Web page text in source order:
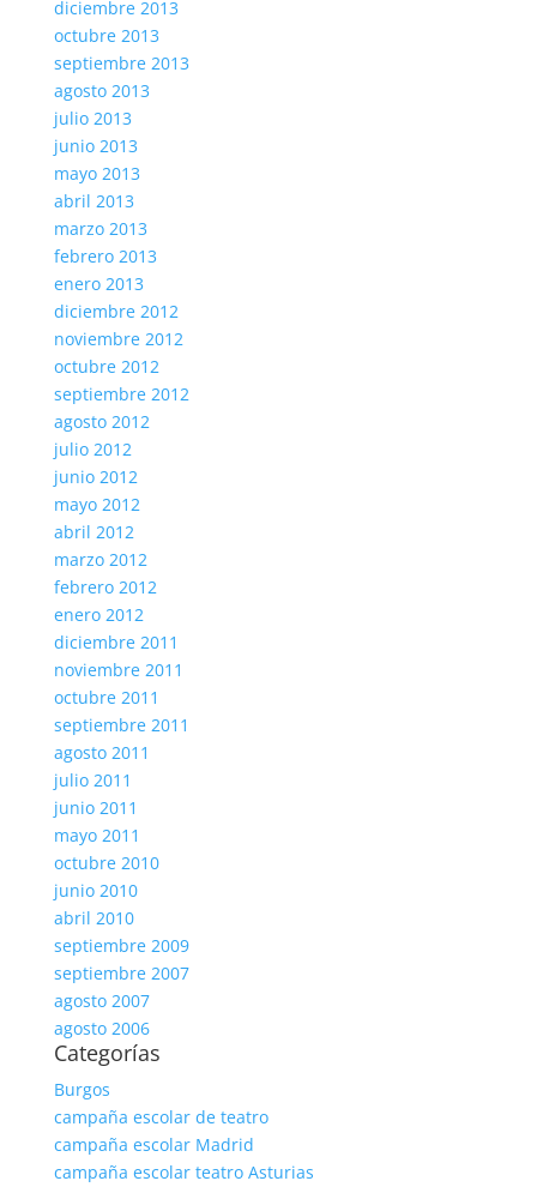
diciembre 2013
octubre 2013
septiembre 2013
agosto 2013
julio 2013
junio 2013
mayo 2013
abril 2013
marzo 2013
febrero 2013
enero 2013
diciembre 2012
noviembre 2012
octubre 2012
septiembre 2012
agosto 2012
julio 2012
junio 2012
mayo 2012
abril 2012
marzo 2012
febrero 2012
enero 2012
diciembre 2011
noviembre 2011
octubre 2011
septiembre 2011
agosto 2011
julio 2011
junio 2011
mayo 2011
octubre 2010
junio 2010
abril 2010
septiembre 2009
septiembre 2007
agosto 2007
agosto 2006
Categorías
Burgos
campaña escolar de teatro
campaña escolar Madrid
campaña escolar teatro Asturias